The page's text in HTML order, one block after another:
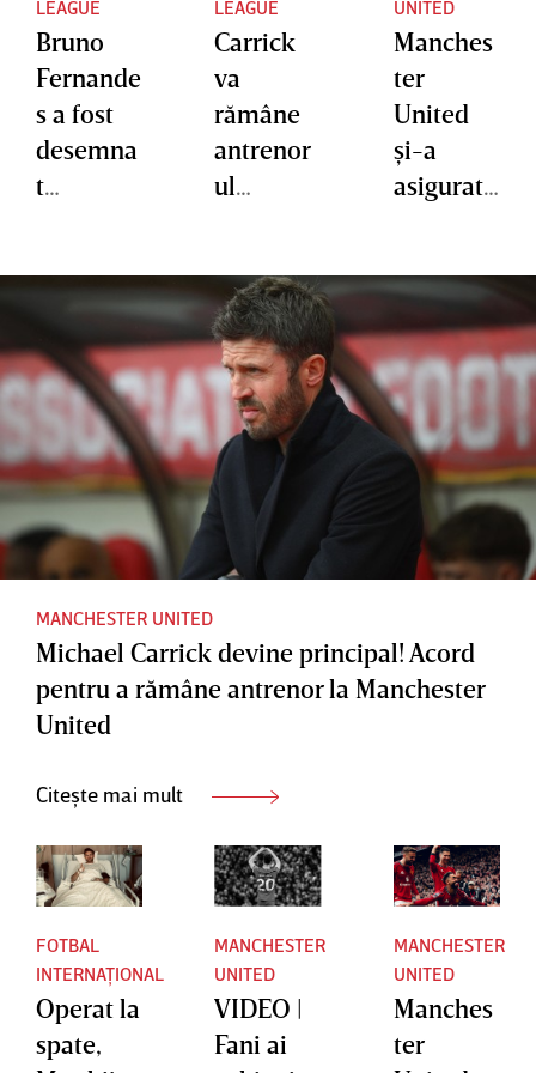
LEAGUE
Bruno
Fernande
s a fost
desemna
t
i în
League
LEAGUE
Carrick
va
rămâne
antrenor
ul
echipei
Manches
ter
United
până în
2028
UNITED
Manches
ter
United
şi-a
asigurat
în
Premier
League
MANCHESTER UNITED
Michael Carrick devine principal! Acord
pentru a rămâne antrenor la Manchester
United
Citește mai mult
FOTBAL
INTERNAȚIONAL
Operat la
spate,
MANCHESTER
UNITED
VIDEO |
Fani ai
MANCHESTER
UNITED
Manches
ter